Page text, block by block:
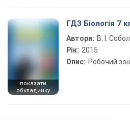
показати
обкладинку
ГДЗ Біологія 7
Автори: В. І.
Рік: 2015
Опис: Робочий